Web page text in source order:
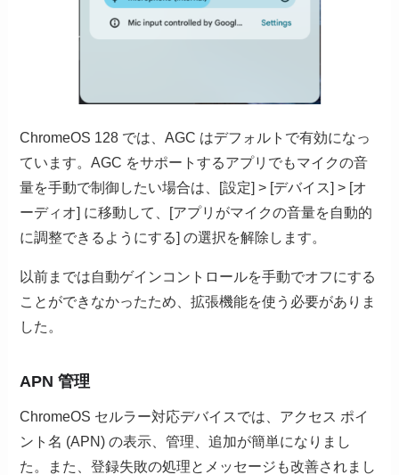
ChromeOS 128 では、AGC はデフォルトで有効になっ
ています。AGC をサポートするアプリでもマイクの音
量を手動で制御したい場合は、[設定] > [デバイス] > [オ
ーディオ] に移動して、[アプリがマイクの音量を自動的
に調整できるようにする] の選択を解除します。
以前までは自動ゲインコントロールを手動でオフにする
ことができなかったため、拡張機能を使う必要がありま
した。
APN 管理
ChromeOS セルラー対応デバイスでは、アクセス ポイ
ント名 (APN) の表示、管理、追加が簡単になりまし
た。また、登録失敗の処理とメッセージも改善されまし